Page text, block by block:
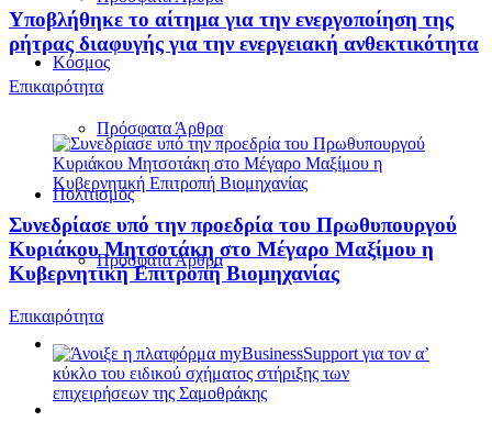
Κόσμος
Πρόσφατα Άρθρα
Πολιτισμός
Πρόσφατα Άρθρα
Υποβλήθηκε το αίτημα για την ενεργοποίηση της
ρήτρας διαφυγής για την ενεργειακή ανθεκτικότητα
Επικαιρότητα
Συνεδρίασε υπό την προεδρία του Πρωθυπουργού
Κυριάκου Μητσοτάκη στο Μέγαρο Μαξίμου η
Κυβερνητική Επιτροπή Βιομηχανίας
Επικαιρότητα